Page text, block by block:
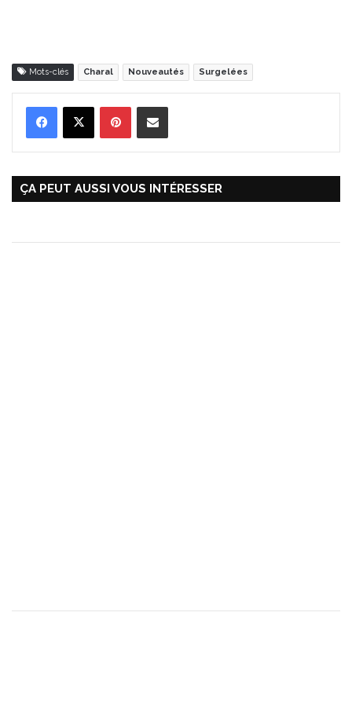
Mots-clés Charal Nouveautés Surgelées
ÇA PEUT AUSSI VOUS INTÉRESSER